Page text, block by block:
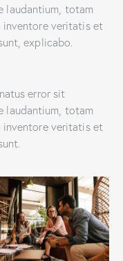
laudantium, totam
inventore veritatis et
explicabo.
error sit
laudantium, totam
inventore veritatis et